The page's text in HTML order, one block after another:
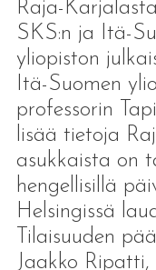
Raja-
SKS:n ja Itä-
yliopiston
Itä-Suomen
professorin
lisää tietoja
asukkaista on
hengellisillä
Helsingissä
Tilaisuuden
Jaakko